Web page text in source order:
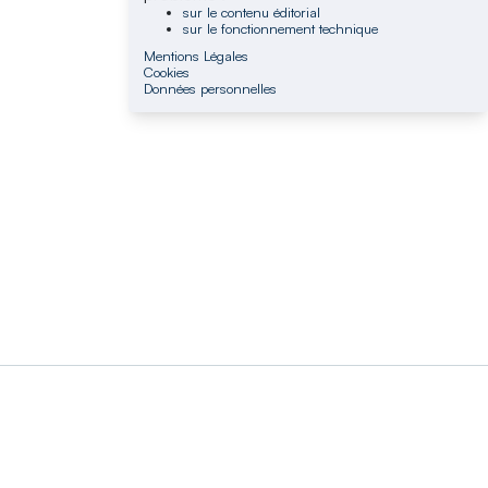
sur le contenu éditorial
sur le fonctionnement technique
Mentions Légales
Cookies
Données personnelles